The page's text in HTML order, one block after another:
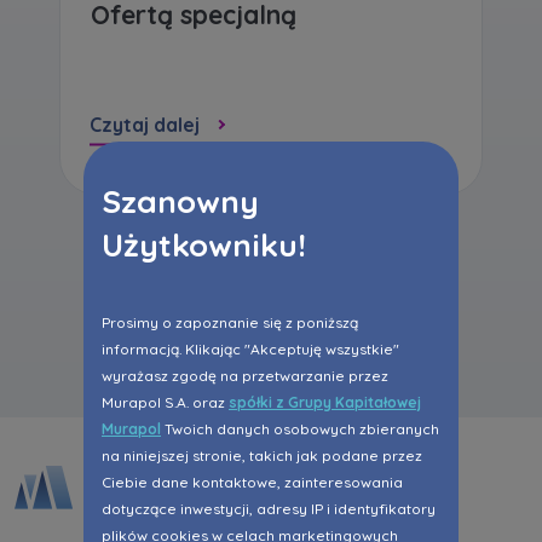
Szanowny
Użytkowniku!
Prosimy o zapoznanie się z poniższą
informacją. Klikając "Akceptuję wszystkie"
wyrażasz zgodę na przetwarzanie przez
Murapol S.A. oraz spółki z Grupy Kapitałowej
Murapol Twoich danych osobowych zbieranych
na niniejszej stronie, takich jak podane przez
Ciebie dane kontaktowe, zainteresowania
dotyczące inwestycji, adresy IP i identyfikatory
plików cookies w celach marketingowych
Ofertą specjalną
Czytaj dalej